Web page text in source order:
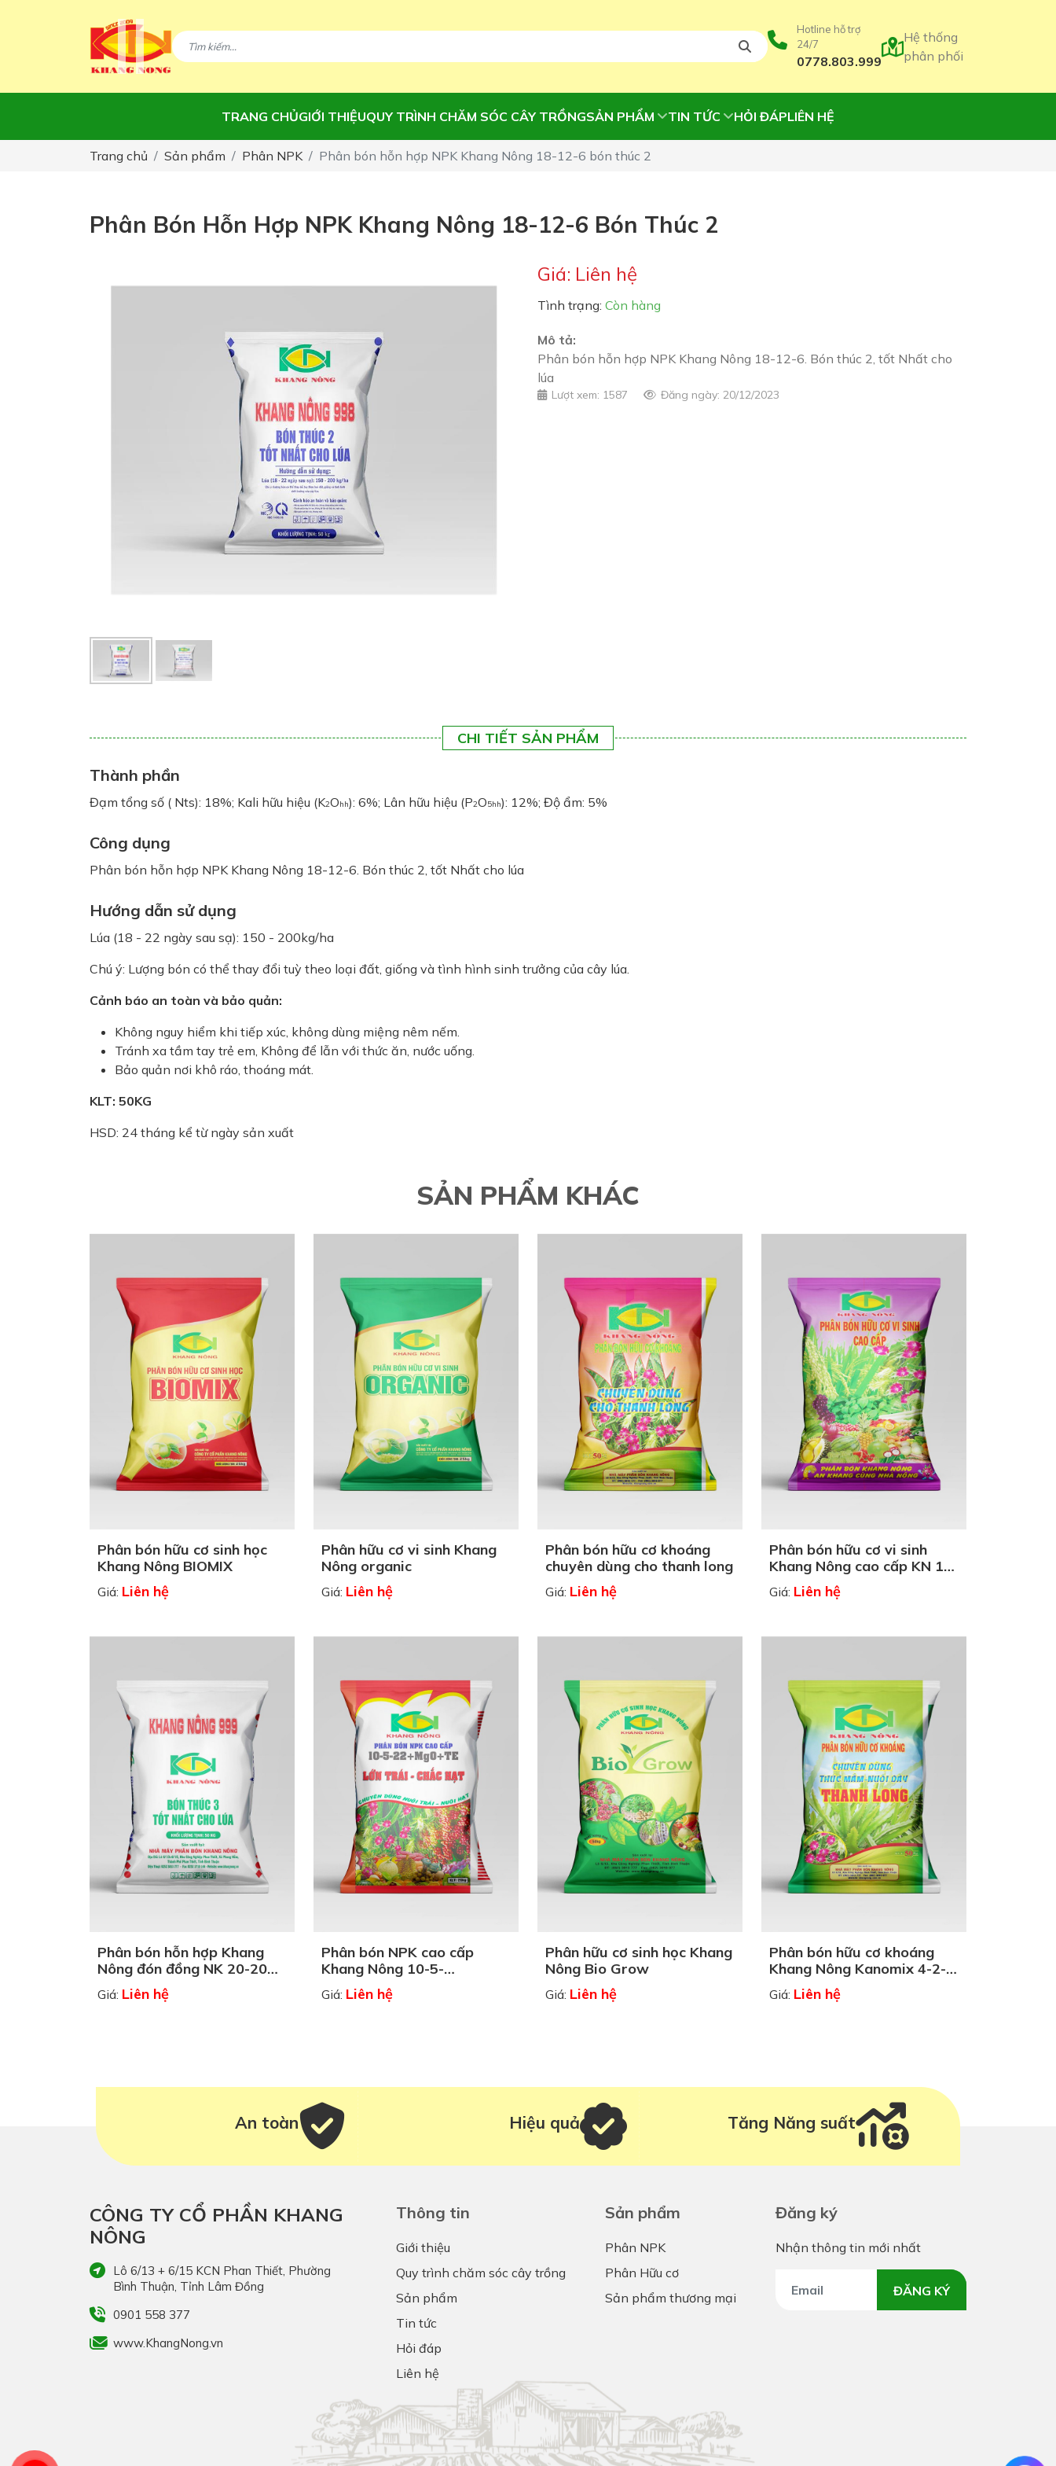
Hotline hỗ trợ
24/7
0778.803.999
Hệ thống
phân phối
TRANG CHỦGIỚI THIỆUQUY TRÌNH CHĂM SÓC CÂY TRỒNGSẢN PHẨM TIN TỨC HỎI ĐÁPLIÊN HỆ
Trang chủ Sản phẩm Phân NPK Phân bón hỗn hợp NPK Khang Nông 18-12-6 bón thúc 2
Phân Bón Hỗn Hợp NPK Khang Nông 18-12-6 Bón Thúc 2
Giá: Liên hệ
Tình trạng: Còn hàng
Mô tả:
Phân bón hỗn hợp NPK Khang Nông 18-12-6. Bón thúc 2, tốt Nhất cho
lúa
Lượt xem: 1587 Đăng ngày: 20/12/2023
CHI TIẾT SẢN PHẨM
Thành phần
Đạm tổng số ( Nts): 18%; Kali hữu hiệu (K2Ohh): 6%; Lân hữu hiệu (P2O5hh): 12%; Độ ẩm: 5%
Công dụng
Phân bón hỗn hợp NPK Khang Nông 18-12-6. Bón thúc 2, tốt Nhất cho lúa
Hướng dẫn sử dụng
Lúa (18 - 22 ngày sau sạ): 150 - 200kg/ha
Chú ý: Lượng bón có thể thay đổi tuỳ theo loại đất, giống và tình hình sinh trưởng của cây lúa.
Cảnh báo an toàn và bảo quản:
Không nguy hiểm khi tiếp xúc, không dùng miệng nêm nếm.
Tránh xa tầm tay trẻ em, Không để lẫn với thức ăn, nước uống.
Bảo quản nơi khô ráo, thoáng mát.
KLT: 50KG
HSD: 24 tháng kể từ ngày sản xuất
SẢN PHẨM KHÁC
Phân bón hữu cơ sinh học
Khang Nông BIOMIX
Giá: Liên hệ
Phân hữu cơ vi sinh Khang
Nông organic
Giá: Liên hệ
Phân bón hữu cơ khoáng
chuyên dùng cho thanh long
Giá: Liên hệ
Phân bón hữu cơ vi sinh
Khang Nông cao cấp KN 1-
1-1
Giá: Liên hệ
Phân bón hỗn hợp Khang
Nông đón đồng NK 20-20
bón thúc 3
Giá: Liên hệ
Phân bón NPK cao cấp
Khang Nông 10-5-
22+MgO+TE
Giá: Liên hệ
Phân hữu cơ sinh học Khang
Nông Bio Grow
Giá: Liên hệ
Phân bón hữu cơ khoáng
Khang Nông Kanomix 4-2-
3-Ca-Mg
Giá: Liên hệ
An toàn Hiệu quả Tăng Năng suất
CÔNG TY CỔ PHẦN KHANG
NÔNG
Lô 6/13 + 6/15 KCN Phan Thiết, Phường
Bình Thuận, Tỉnh Lâm Đồng
0901 558 377
www.KhangNong.vn
Thông tin
Giới thiệu
Quy trình chăm sóc cây trồng
Sản phẩm
Tin tức
Hỏi đáp
Liên hệ
Sản phẩm
Phân NPK
Phân Hữu cơ
Sản phẩm thương mại
Đăng ký
Nhận thông tin mới nhất
ĐĂNG KÝ